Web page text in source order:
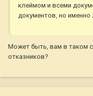
клеймом и всеми
документов, но именно
Может быть, вам в таком
отказников?